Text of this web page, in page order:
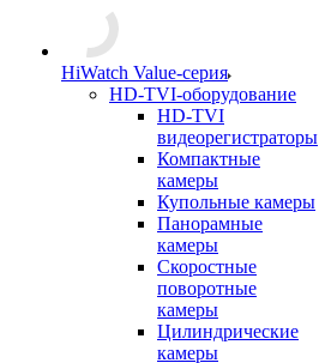
HiWatch Value-серия
HD-TVI-оборудование
HD-TVI
видеорегистраторы
Компактные
камеры
Купольные камеры
Панорамные
камеры
Скоростные
поворотные
камеры
Цилиндрические
камеры